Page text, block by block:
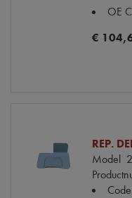
OE
€
REP.
Model